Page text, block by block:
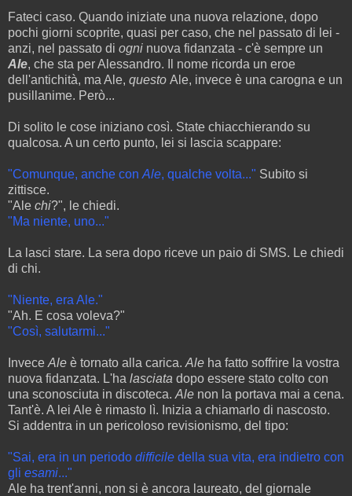
Fateci caso. Quando iniziate una nuova relazione, dopo
pochi giorni scoprite, quasi per caso, che nel passato di lei -
anzi, nel passato di ogni nuova fidanzata - c'è sempre un
Ale, che sta per Alessandro. Il nome ricorda un eroe
dell'antichità, ma Ale, questo Ale, invece è una carogna e un
pusillanime. Però...
Di solito le cose iniziano così. State chiacchierando su
qualcosa. A un certo punto, lei si lascia scappare:
"Comunque, anche con Ale, qualche volta..." Subito si
zittisce.
"Ale chi?", le chiedi.
"Ma niente, uno..."
La lasci stare. La sera dopo riceve un paio di SMS. Le chiedi
di chi.
"Niente, era Ale."
"Ah. E cosa voleva?"
"Così, salutarmi..."
Invece Ale è tornato alla carica. Ale ha fatto soffrire la vostra
nuova fidanzata. L'ha lasciata dopo essere stato colto con
una sconosciuta in discoteca. Ale non la portava mai a cena.
Tant'è. A lei Ale è rimasto lì. Inizia a chiamarlo di nascosto.
Si addentra in un pericoloso revisionismo, del tipo:
"Sai, era in un periodo difficile della sua vita, era indietro con
gli esami..."
Ale ha trent'anni, non si è ancora laureato, del giornale